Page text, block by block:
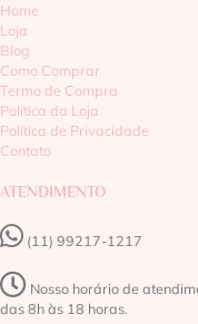
Home
Loja
Blog
Como Comprar
Termo de Compra
Política da Loja
Política de Privacidade
Contato
ATENDIMENTO
(11) 99217-1217‬
Nosso horário de
das 8h às 18 horas.